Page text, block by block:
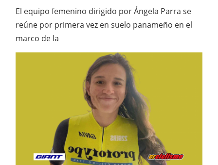
El equipo femenino dirigido por Ángela Parra se
reúne por primera vez en suelo panameño en el
marco de la